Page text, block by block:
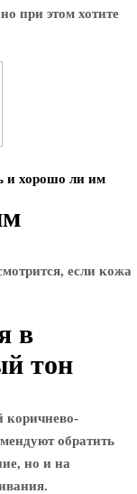
при этом хотите
и хорошо ли им
если кожа
в
тон
коричнево-
обратить
но и на